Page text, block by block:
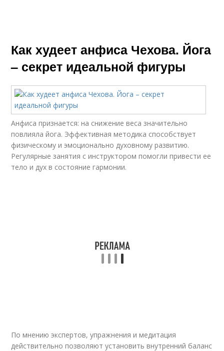
Как худеет анфиса Чехова. Йога
– секрет идеальной фигуры
Анфиса признается: на снижение веса значительно
повлияла йога. Эффективная методика способствует
физическому и эмоционально духовному развитию.
Регулярные занятия с инструктором помогли привести ее
тело и дух в состояние гармонии.
По мнению экспертов, упражнения и медитация
действительно позволяют установить внутренний баланс